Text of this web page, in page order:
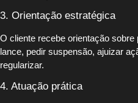
3. Orientação estratégica
O cliente recebe orientação sobre
lance, pedir suspensão, ajuizar
regularizar.
4. Atuação prática